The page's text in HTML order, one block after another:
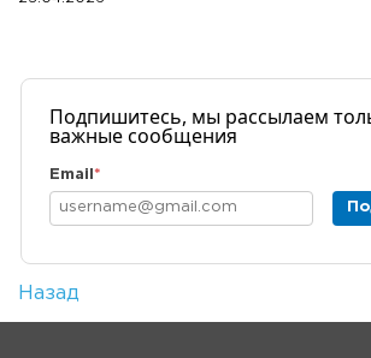
Подпишитесь, мы рассылаем
важные сообщения
Email *
Назад